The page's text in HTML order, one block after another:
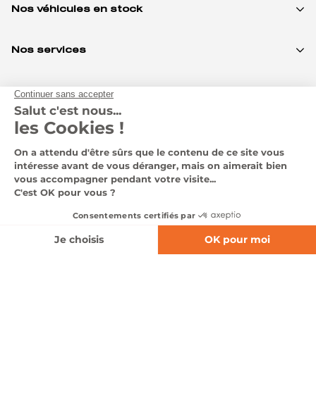
Nos véhicules en stock
Nos services
Notre groupe
Nous contacter
Pages légales